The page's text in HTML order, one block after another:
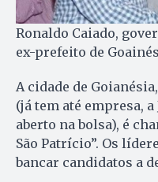
Ronaldo Caiado,
ex-prefeito de
A cidade de
(já tem até empresa,
aberto na bolsa), é
São Patrício”. Os
bancar candidatos a